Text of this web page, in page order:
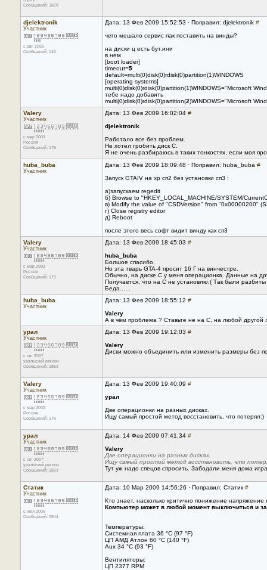
Сообщений: 1870
djelektronik
Участник
с авг 2005
Сообщений: 142
Дата: 13 Фев 2009 15:52:53 · Поправил: djelektronik #
чего мешало сервис пак поставить на винды?
на диски ц есть бут.ини
в нем
[boot loader]
timeout=5
default=multi(0)disk(0)rdisk(0)partition(1)WINDOWS
[operating systems]
multi(0)disk(0)rdisk(0)partition(1)WINDOWS="Microsoft
тебе надо добавить
multi(0)disk(0)rdisk(0)partition(2)WINDOWS="Microsoft
Valery
Участник
с мар 2003
Россия
Сообщений: 176
Дата: 13 Фев 2009 16:02:04 #
djelektronik
Работало все без проблем.
Не хотел гробить диск С.
Я не очень разбираюсь в таких тонкостях, если моя
huba_buba
Участник
Дата: 13 Фев 2009 18:09:48 · Поправил: huba_buba #
Запуск GTAIV на хр сп2 без установки сп3 :
а)запускаем regedit
б) Browse to "HKEY_LOCAL_MACHINE/SYSTEM/
в) Modify the value of "CSDVersion" from "0x00000200"
г) Close registry editor
д) Reboot
после этого весь софт видит винду как сп3
Valery
Участник
с мар 2003
Россия
Сообщений: 176
Дата: 13 Фев 2009 18:45:03 #
huba_buba
Болшое спасибо.
Но эта тварь GTA-4 просит 16 Г на винчестре.
Обычно, на диске С у меня операционка. Данные на
Получается, что на С не установлю:( Так были разбиты
Беда......
huba_buba
Участник
Дата: 13 Фев 2009 18:55:12 #
Valery
А в чём проблема ? Ставьте не на С, на любой другой
урал
Участник
с окт 2007
уральский регион
Сообщений: 1863
Дата: 13 Фев 2009 19:12:03 #
Valery
Диски можно объединить или изменить размеры без
Valery
Участник
с мар 2003
Россия
Сообщений: 176
Дата: 13 Фев 2009 19:40:09 #
урал
Две операционки на разных дисках.
Ищу самый простой метод восстановить, что потерял:)
урал
Участник
с окт 2007
уральский регион
Сообщений: 1863
Дата: 14 Фев 2009 07:41:34 #
Valery
Две операционки на разных дисках.
Ищу самый простой метод восстановить, что
Тут уж надо спецов спросить. Забодали меня дома
Статик
Участник
с июл 2006
Сообщений: 3844
Дата: 10 Мар 2009 14:56:26 · Поправил: Статик #
Кто знает, насколько критично понижение
Компьютер может в любой момент выключиться и
Температуры:
Системная плата 36 °C (97 °F)
ЦП АМД Атлон 60 °C (140 °F)
Aux 34 °C (93 °F)
Вентиляторы:
ЦП 2377 RPM